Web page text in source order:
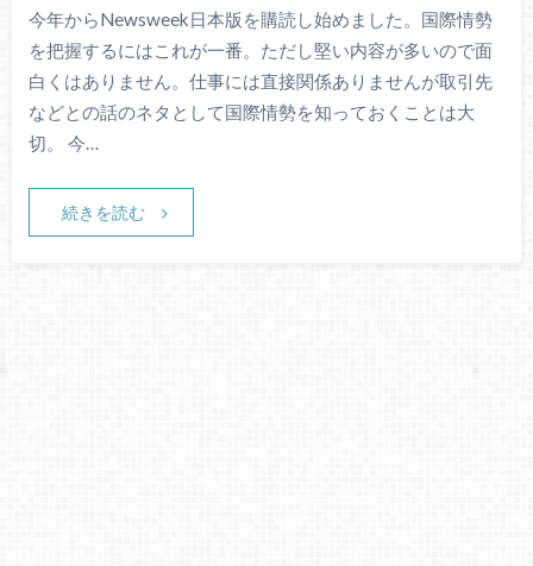
今年からNewsweek日本版を購読し始めました。国際情勢
を把握するにはこれが一番。ただし堅い内容が多いので面
白くはありません。仕事には直接関係ありませんが取引先
などとの話のネタとして国際情勢を知っておくことは大
切。 今…
続きを読む